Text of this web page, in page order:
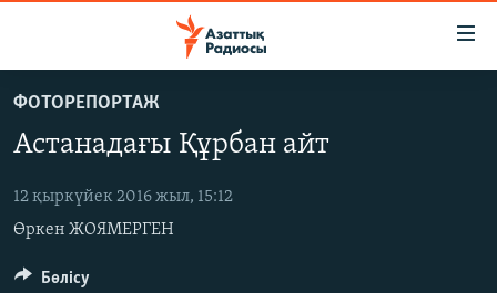
main
Skip
to
Navigation
САЯСАТ
AZATTYQTV
ҚАҢТАР ОҚИҒАСЫ
АДАМ ҚҰҚЫҚТАРЫ
ФОТОРЕПОРТАЖ
Астанадағы Құрбан айт
12 қыркүйек 2016 жыл, 15:12
Өркен ЖОЯМЕРГЕН
Бөлісу